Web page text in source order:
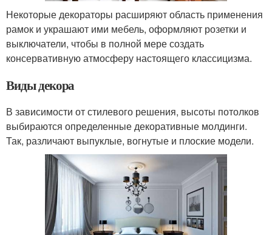
Некоторые декораторы расширяют область применения
рамок и украшают ими мебель, оформляют розетки и
выключатели, чтобы в полной мере создать
консервативную атмосферу настоящего классицизма.
Виды декора
В зависимости от стилевого решения, высоты потолков
выбираются определенные декоративные молдинги.
Так, различают выпуклые, вогнутые и плоские модели.